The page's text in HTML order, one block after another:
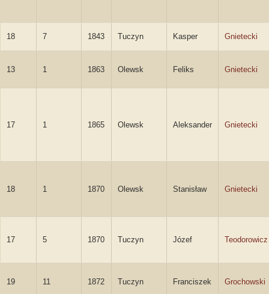
18 7 1843 Tuczyn Kasper Gnietecki
13 1 1863 Olewsk Feliks Gnietecki
17 1 1865 Olewsk Aleksander Gnietecki
18 1 1870 Olewsk Stanisław Gnietecki
17 5 1870 Tuczyn Józef Teodorowicz
19 11 1872 Tuczyn Franciszek Grochowski